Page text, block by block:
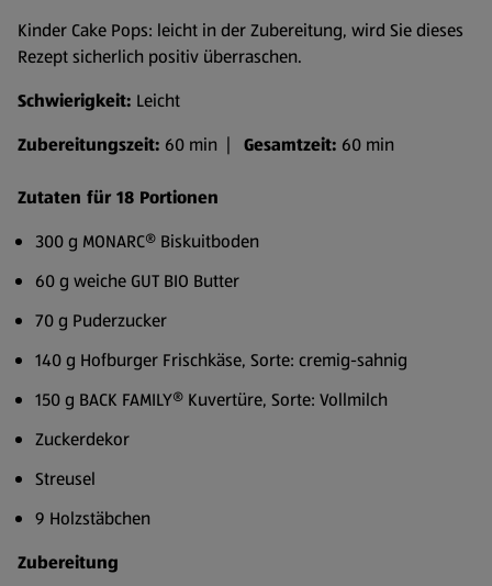
Kinder Cake Pops: leicht in der Zubereitung, wird Sie dieses
Rezept sicherlich positiv überraschen.
Schwierigkeit: Leicht
Zubereitungszeit: 60 min | Gesamtzeit: 60 min
Zutaten für 18 Portionen
300 g MONARC® Biskuitboden
60 g weiche GUT BIO Butter
70 g Puderzucker
140 g Hofburger Frischkäse, Sorte: cremig-sahnig
150 g BACK FAMILY® Kuvertüre, Sorte: Vollmilch
Zuckerdekor
Streusel
9 Holzstäbchen
Zubereitung